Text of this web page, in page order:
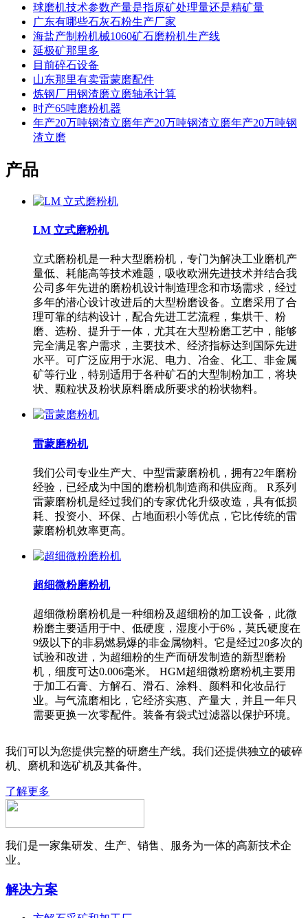
球磨机技术参数产量是指原矿处理量还是精矿量
广东有哪些石灰石粉生产厂家
海盐产制粉机械1060矿石磨粉机生产线
延极矿那里多
目前碎石设备
山东那里有卖雷蒙磨配件
炼钢厂用钢渣磨立磨轴承计算
时产65吨磨粉机器
年产20万吨钢渣立磨年产20万吨钢渣立磨年产20万吨钢
渣立磨
产品
LM 立式磨粉机
立式磨粉机是一种大型磨粉机，专门为解决工业磨机产
量低、耗能高等技术难题，吸收欧洲先进技术并结合我
公司多年先进的磨粉机设计制造理念和市场需求，经过
多年的潜心设计改进后的大型粉磨设备。立磨采用了合
理可靠的结构设计，配合先进工艺流程，集烘干、粉
磨、选粉、提升于一体，尤其在大型粉磨工艺中，能够
完全满足客户需求，主要技术、经济指标达到国际先进
水平。可广泛应用于水泥、电力、冶金、化工、非金属
矿等行业，特别适用于各种矿石的大型制粉加工，将块
状、颗粒状及粉状原料磨成所要求的粉状物料。
雷蒙磨粉机
我们公司专业生产大、中型雷蒙磨粉机，拥有22年磨粉
经验，已经成为中国的磨粉机制造商和供应商。 R系列
雷蒙磨粉机是经过我们的专家优化升级改造，具有低损
耗、投资小、环保、占地面积小等优点，它比传统的雷
蒙磨粉机效率更高。
超细微粉磨粉机
超细微粉磨粉机是一种细粉及超细粉的加工设备，此微
粉磨主要适用于中、低硬度，湿度小于6%，莫氏硬度在
9级以下的非易燃易爆的非金属物料。它是经过20多次的
试验和改进，为超细粉的生产而研发制造的新型磨粉
机，细度可达0.006毫米。 HGM超细微粉磨粉机主要用
于加工石膏、方解石、滑石、涂料、颜料和化妆品行
业。与气流磨相比，它经济实惠、产量大，并且一年只
需要更换一次零配件。装备有袋式过滤器以保护环境。
我们可以为您提供完整的研磨生产线。我们还提供独立的破碎
机、磨机和选矿机及其备件。
了解更多
我们是一家集研发、生产、销售、服务为一体的高新技术企
业。
解决方案